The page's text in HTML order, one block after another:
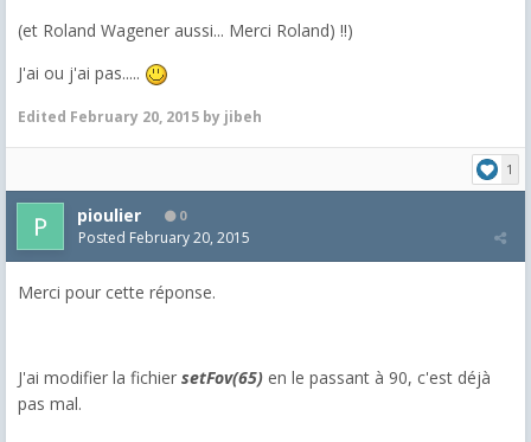
(et Roland Wagener aussi... Merci Roland) !!)
J'ai ou j'ai pas.....
Edited February 20, 2015 by jibeh
1
pioulier 0
Posted February 20, 2015
Merci pour cette réponse.
J'ai modifier la fichier setFov(65) en le passant à 90, c'est déjà
pas mal.